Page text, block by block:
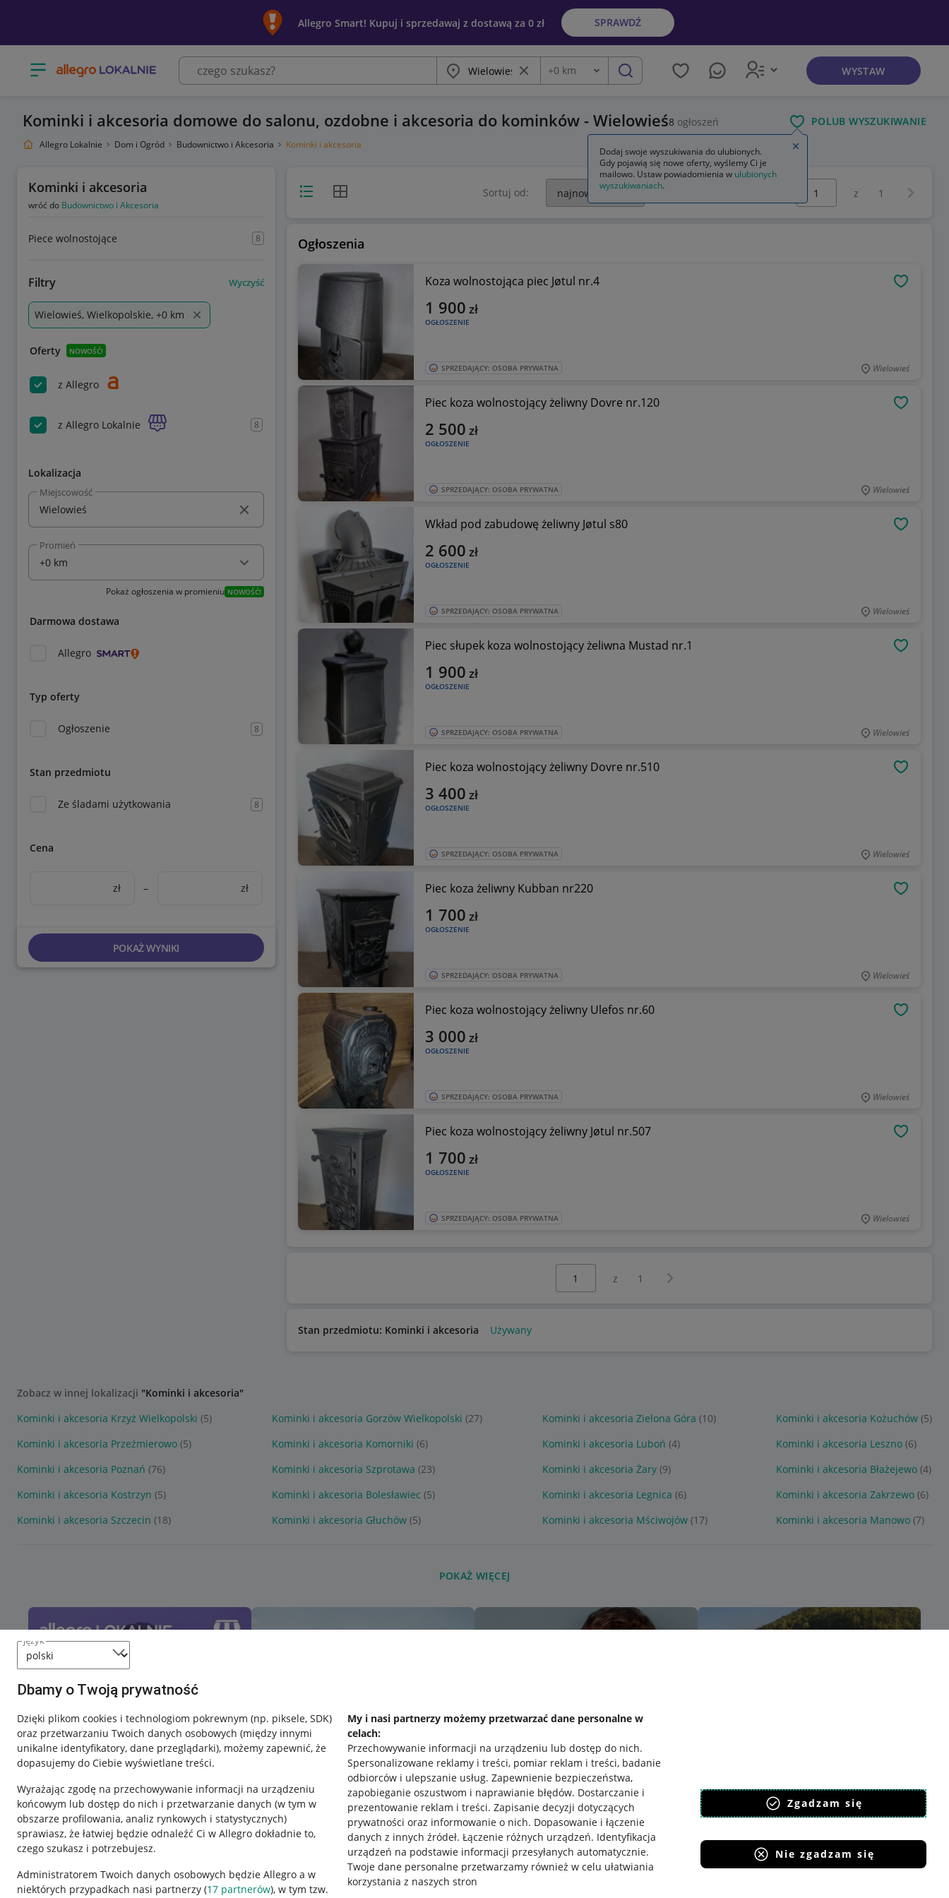
język
Dbamy o Twoją prywatność
Dzięki plikom cookies i technologiom pokrewnym (np. piksele, SDK)
oraz przetwarzaniu Twoich danych osobowych (między innymi
unikalne identyfikatory, dane przeglądarki), możemy zapewnić, że
dopasujemy do Ciebie wyświetlane treści.
Wyrażając zgodę na przechowywanie informacji na urządzeniu
końcowym lub dostęp do nich i przetwarzanie danych (w tym w
obszarze profilowania, analiz rynkowych i statystycznych)
sprawiasz, że łatwiej będzie odnaleźć Ci w Allegro dokładnie to,
czego szukasz i potrzebujesz.
Administratorem Twoich danych osobowych będzie Allegro a w
niektórych przypadkach nasi partnerzy (17 partnerów), w tym tzw.
My i nasi partnerzy możemy przetwarzać dane personalne w
celach:
Przechowywanie informacji na urządzeniu lub dostęp do nich.
Spersonalizowane reklamy i treści, pomiar reklam i treści, badanie
odbiorców i ulepszanie usług. Zapewnienie bezpieczeństwa,
zapobieganie oszustwom i naprawianie błędów. Dostarczanie i
prezentowanie reklam i treści. Zapisanie decyzji dotyczących
prywatności oraz informowanie o nich. Dopasowanie i łączenie
danych z innych źródeł. Łączenie różnych urządzeń. Identyfikacja
urządzeń na podstawie informacji przesyłanych automatycznie.
Twoje dane personalne przetwarzamy również w celu ułatwiania
korzystania z naszych stron
Zgadzam się
Nie zgadzam się
Allegro Smart! Kupuj i sprzedawaj z dostawą za 0 zł SPRAWDŹ
Otwórz menu z kategoriami Miasto Wyczyść frazę
Odległość
+0 km szukaj WYSTAW
Kominki i akcesoria domowe do salonu, ozdobne i akcesoria do kominków - Wielowieś8 ogłoszeń POLUB WYSZUKIWANIE
Allegro Lokalnie Dom i Ogród Budownictwo i Akcesoria Kominki i akcesoria
Kominki i akcesoria
wróć do Budownictwo i Akcesoria
Piece wolnostojące 8
Filtry Wyczyść
Wielowieś, Wielkopolskie, +0 km
Oferty NOWOŚĆ!
z Allegro
z Allegro Lokalnie 8
Lokalizacja
Miejscowość
Promień
Pokaż ogłoszenia w promieniu NOWOŚĆ!
Darmowa dostawa
Allegro
Typ oferty
Ogłoszenie 8
Stan przedmiotu
Ze śladami użytkowania 8
Cena
zł – zł
POKAŻ WYNIKI
Widok listyWidok siatki Sortuj od: z 1
Ogłoszenia
Koza wolnostojąca piec Jøtul nr.4
OGŁOSZENIE
1 900 zł
SPRZEDAJĄCY: OSOBA PRYWATNA Wielowieś
Piec koza wolnostojący żeliwny Dovre nr.120
OGŁOSZENIE
2 500 zł
SPRZEDAJĄCY: OSOBA PRYWATNA Wielowieś
Wkład pod zabudowę żeliwny Jøtul s80
OGŁOSZENIE
2 600 zł
SPRZEDAJĄCY: OSOBA PRYWATNA Wielowieś
Piec słupek koza wolnostojący żeliwna Mustad nr.1
OGŁOSZENIE
1 900 zł
SPRZEDAJĄCY: OSOBA PRYWATNA Wielowieś
Piec koza wolnostojący żeliwny Dovre nr.510
OGŁOSZENIE
3 400 zł
SPRZEDAJĄCY: OSOBA PRYWATNA Wielowieś
Piec koza żeliwny Kubban nr220
OGŁOSZENIE
1 700 zł
SPRZEDAJĄCY: OSOBA PRYWATNA Wielowieś
Piec koza wolnostojący żeliwny Ulefos nr.60
OGŁOSZENIE
3 000 zł
SPRZEDAJĄCY: OSOBA PRYWATNA Wielowieś
Piec koza wolnostojący żeliwny Jøtul nr.507
OGŁOSZENIE
1 700 zł
SPRZEDAJĄCY: OSOBA PRYWATNA Wielowieś
z 1 Następna strona
Stan przedmiotu: Kominki i akcesoria Używany
Zobacz w innej lokalizacji "Kominki i akcesoria"
Kominki i akcesoria Krzyż Wielkopolski (5) Kominki i akcesoria Gorzów Wielkopolski (27) Kominki i akcesoria Zielona Góra (10) Kominki i akcesoria Kożuchów (5)
Kominki i akcesoria Przeźmierowo (5) Kominki i akcesoria Komorniki (6) Kominki i akcesoria Luboń (4) Kominki i akcesoria Leszno (6)
Kominki i akcesoria Poznań (76) Kominki i akcesoria Szprotawa (23) Kominki i akcesoria Żary (9) Kominki i akcesoria Błażejewo (4)
Kominki i akcesoria Kostrzyn (5) Kominki i akcesoria Bolesławiec (5) Kominki i akcesoria Legnica (6) Kominki i akcesoria Zakrzewo (6)
Kominki i akcesoria Szczecin (18) Kominki i akcesoria Głuchów (5) Kominki i akcesoria Mściwojów (17) Kominki i akcesoria Manowo (7)
POKAŻ WIĘCEJ
Przydatne informacje
Jak to działa Regulamin
Pobierz aplikację
Dodaj swoje wyszukiwania do ulubionych.
Gdy pojawią się nowe oferty, wyślemy Ci je
mailowo. Ustaw powiadomienia w ulubionych
wyszukiwaniach.
Zamknij wskazówkę